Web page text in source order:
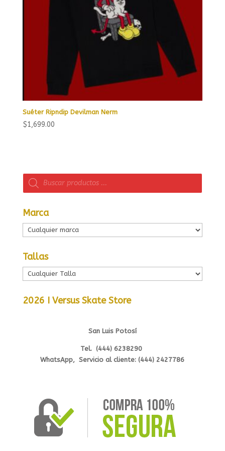
Suéter Ripndip Devilman Nerm
$1,699.00
Búsqueda
de
productos
Marca
Tallas
2026 I Versus Skate Store
San Luis Potosí
Tel. (444) 6238290
WhatsApp, Servicio al cliente: (444) 2427786